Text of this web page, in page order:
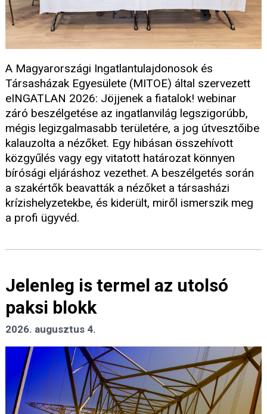
A Magyarországi Ingatlantulajdonosok és
Társasházak Egyesülete (MITOE) által szervezett
eINGATLAN 2026: Jöjjenek a fiatalok! webinar
záró beszélgetése az ingatlanvilág legszigorúbb,
mégis legizgalmasabb területére, a jog útvesztőibe
kalauzolta a nézőket. Egy hibásan összehívott
közgyűlés vagy egy vitatott határozat könnyen
bírósági eljáráshoz vezethet. A beszélgetés során
a szakértők beavatták a nézőket a társasházi
krízishelyzetekbe, és kiderült, miről ismerszik meg
a profi ügyvéd.
Jelenleg is termel az utolsó
paksi blokk
2026. augusztus 4.